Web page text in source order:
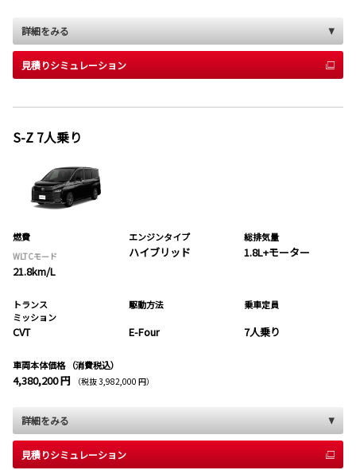
詳細をみる
見積りシミュレーション
S-Z 7人乗り
燃費
WLTCモード
21.8km/L
エンジンタイプ
ハイブリッド
総排気量
1.8L+モーター
トランス
ミッション
CVT
駆動方法
E-Four
乗車定員
7人乗り
車両本体価格 （消費税込）
4,380,200 円 （税抜 3,982,000 円）
詳細をみる
見積りシミュレーション